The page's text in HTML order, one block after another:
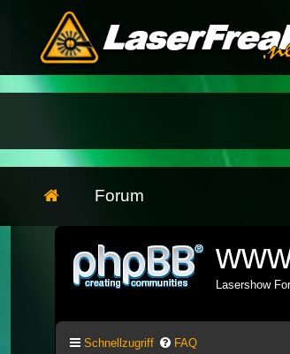
Forum
Lasershow
Schnellzugriff FAQ